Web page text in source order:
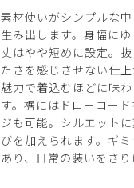
素材使いがシンプルな
生み出します。身幅に
丈はやや短めに設定。
たさを感じさせない仕
魅力で着込むほどに味
す。裾にはドローコー
ジも可能。シルエット
びを加えられます。ギ
あり、日常の装いをさ